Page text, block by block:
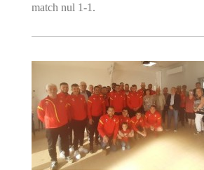
match nul 1-1.